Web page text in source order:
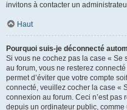
invitons à contacter un
Haut
Pourquoi suis-je déconnecté
Si vous ne cochez pas la case « Se
au forum, vous ne resterez
permet d’éviter que votre compte
connecté, veuillez cocher la case «
connexion au forum. Ceci n’est
depuis un ordinateur public,